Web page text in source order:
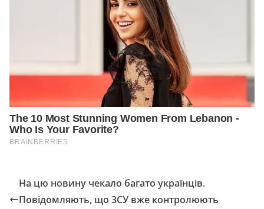
На цю новину чекало багато українців.
Повідомляють, що 3СУ вже контролюють